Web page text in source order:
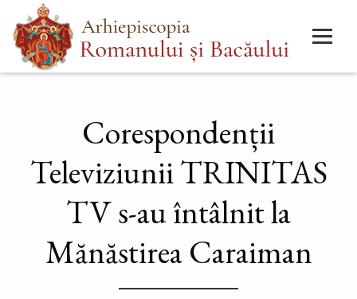
Mergi
la
conţinutul
Main
menu
Corespondenții
Televiziunii TRINITAS
TV s-au întâlnit la
Mănăstirea Caraiman